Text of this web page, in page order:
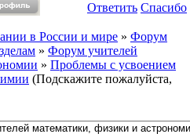
Ответить Спасибо
в России и мире » Форум
» Форум учителей
» Проблемы с усвоением
(Подскажите пожалуйста,